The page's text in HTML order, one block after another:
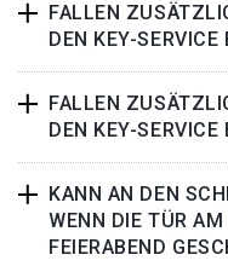
FALLEN
DEN KEY-SERVICE
FALLEN
DEN KEY-SERVICE
KANN AN DEN
WENN DIE TÜR
FEIERABEND